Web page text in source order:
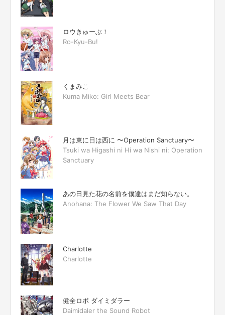
ロウきゅーぶ！
Ro-Kyu-Bu!
くまみこ
Kuma Miko: Girl Meets Bear
月は東に日は西に 〜Operation Sanctuary〜
Tsuki wa Higashi ni Hi wa Nishi ni: Operation
Sanctuary
あの日見た花の名前を僕達はまだ知らない。
Anohana: The Flower We Saw That Day
Charlotte
Charlotte
健全ロボ ダイミダラー
Daimidaler the Sound Robot